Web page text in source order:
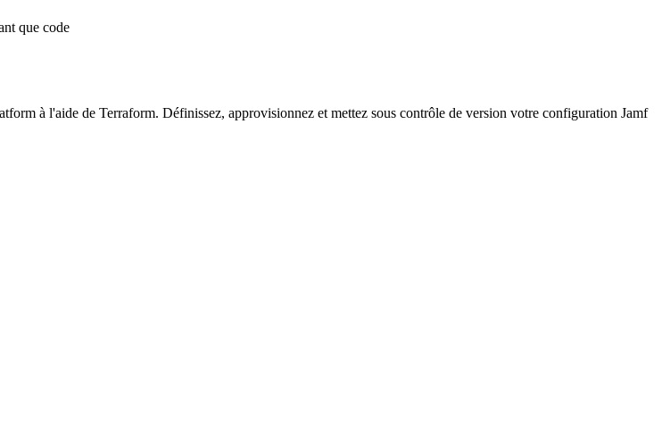
que code
à l'aide de Terraform. Définissez, approvisionnez et mettez sous contrôle de version votre configuration Jamf